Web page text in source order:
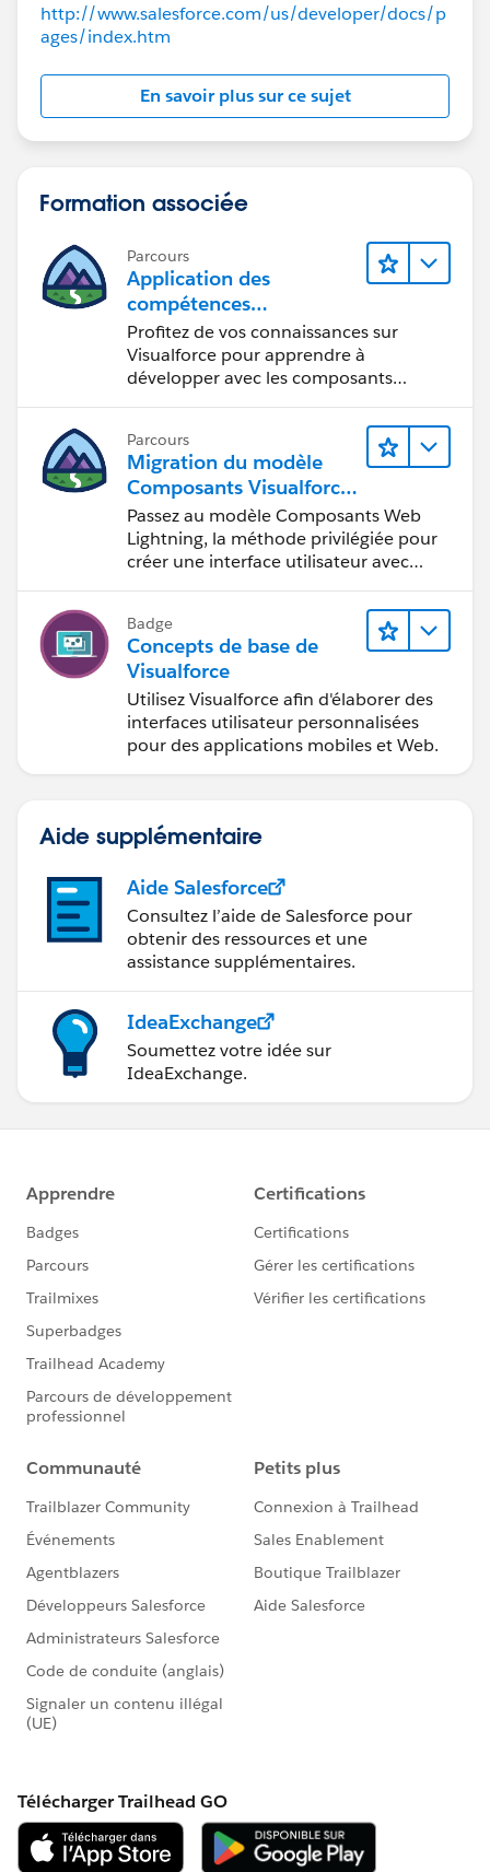
http://www.salesforce.com/us/developer/docs/p
ages/index.htm
En savoir plus sur ce sujet
Formation associée
Parcours
Application des
compétences
Visualforce aux
composants Lightning
Profitez de vos connaissances sur
Visualforce pour apprendre à
développer avec les composants
Parcours
Migration du modèle
Composants Visualforce
vers le modèle
Composants Web
Lightning
Passez au modèle Composants Web
Lightning, la méthode privilégiée pour
créer une interface utilisateur avec
Badge
Concepts de base de
Visualforce
Utilisez Visualforce afin d'élaborer des
interfaces utilisateur personnalisées
pour des applications mobiles et Web.
Aide supplémentaire
Aide Salesforce
Consultez l’aide de Salesforce pour
obtenir des ressources et une
assistance supplémentaires.
IdeaExchange
Soumettez votre idée sur
IdeaExchange.